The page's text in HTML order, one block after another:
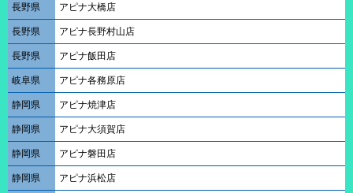
長野県 アピナ大橋店
長野県 アピナ長野村山店
長野県 アピナ飯田店
岐阜県 アピナ各務原店
静岡県 アピナ焼津店
静岡県 アピナ大須賀店
静岡県 アピナ磐田店
静岡県 アピナ浜松店